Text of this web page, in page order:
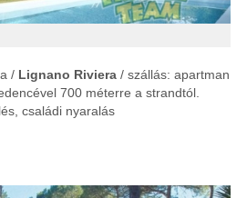
/ Lignano Riviera / szállás: apartman
700 méterre a strandtól.
családi nyaralás